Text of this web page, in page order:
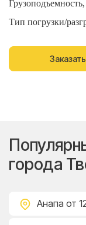
Тип погрузки/
Заказать
города
Анапа от